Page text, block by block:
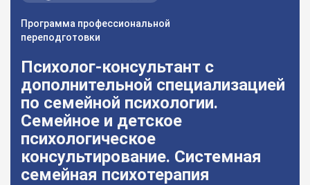
Программа профессиональной
переподготовки
Психолог-консультант с
дополнительной специализацией
по семейной психологии.
Семейное и детское
психологическое
консультирование. Системная
семейная психотерапия